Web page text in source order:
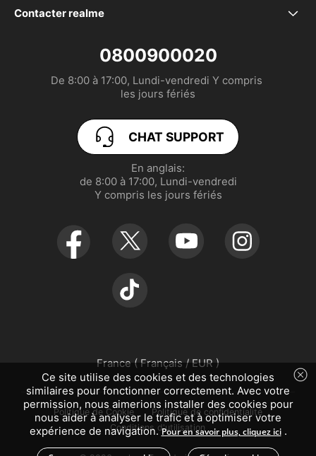
realme 16 Pro 5G
realme P3 Lite
realme Note 70T
Déclaration de conformité
MANUEL DE L’UTILISATEUR
Politique de garantie realme
Gérer les cookies
Marque
Contacter realme
0800900020
De 8:00 à 17:00, Lundi-vendredi Y compris
les jours fériés
CHAT SUPPORT
En anglais:
de 8:00 à 17:00, Lundi-vendredi
Y compris les jours fériés
Politique de Cookie
Politique de confidentialité
Conditions d'utilisation
France ( Français / EUR )
Ce site utilise des cookies et des technologies
similaires pour fonctionner correctement. Avec votre
permission, nous aimerions installer des cookies pour
nous aider à analyser le trafic et à optimiser votre
expérience de navigation.Pour en savoir plus, cliquez ici.